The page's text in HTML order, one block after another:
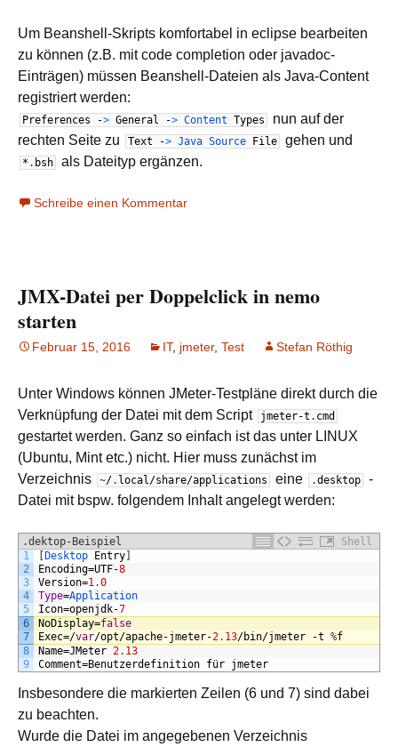
Um Beanshell-Skripts komfortabel in eclipse bearbeiten
zu können (z.B. mit code completion oder javadoc-
Einträgen) müssen Beanshell-Dateien als Java-Content
registriert werden:
Preferences -> General -> Content Types
nun auf der
rechten Seite zu
Text -> Java Source File gehen und
* . bsh als Dateityp ergänzen.
Schreibe einen Kommentar
JMX-Datei per Doppelclick in nemo
starten
Februar 15, 2016 IT, jmeter, Test Stefan Röthig
Unter Windows können JMeter-Testpläne direkt durch die
Verknüpfung der Datei mit dem Script
jmeter-t . cmd
gestartet werden. Ganz so einfach ist das unter LINUX
(Ubuntu, Mint etc.) nicht. Hier muss zunächst im
Verzeichnis
~/. local/share/applications eine .desktop
-
Datei mit bspw. folgendem Inhalt angelegt werden:
.dektop-Beispiel
Shell
1
2
3
4
5
6
7
8
9
Desktop Entry
Encoding=UTF-8
Version=1.0
Type=Application
Icon=openjdk-7
NoDisplay=false
Exec=/var/opt/apache-jmeter-2.13/bin/jmeter -t %f
Name=JMeter 2.13
Comment=Benutzerdefinition für jmeter
Insbesondere die markierten Zeilen (6 und 7) sind dabei
zu beachten.
Wurde die Datei im angegebenen Verzeichnis